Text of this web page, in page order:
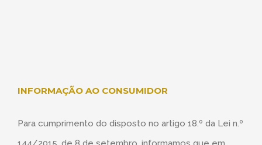
INFORMAÇÃO AO CONSUMIDOR
Para cumprimento do disposto no artigo 18.º da Lei n.º